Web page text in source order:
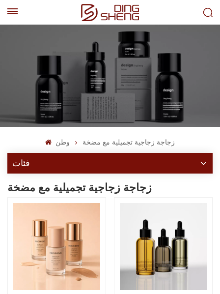
وطن زجاجة زجاجية تجميلية مع مضخة
فئات
زجاجة زجاجية تجميلية مع مضخة